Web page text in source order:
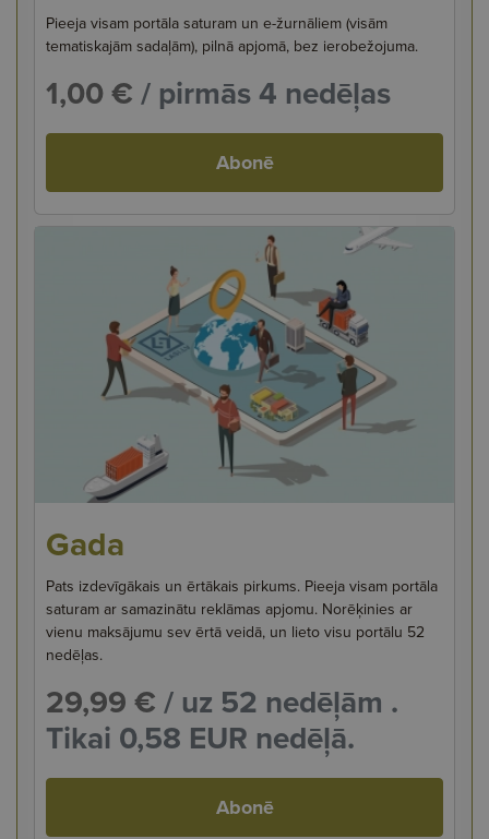
Pieeja visam portāla saturam un e-žurnāliem (visām
tematiskajām sadaļām), pilnā apjomā, bez ierobežojuma.
1,00 € / pirmās 4 nedēļas
Abonē
Gada
Pats izdevīgākais un ērtākais pirkums. Pieeja visam portāla
saturam ar samazinātu reklāmas apjomu. Norēķinies ar
vienu maksājumu sev ērtā veidā, un lieto visu portālu 52
nedēļas.
29,99 € / uz 52 nedēļām .
Tikai 0,58 EUR nedēļā.
Abonē